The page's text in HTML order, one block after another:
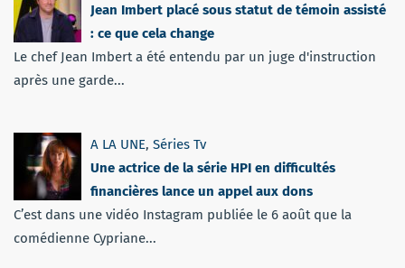
Jean Imbert placé sous statut de témoin assisté
: ce que cela change
Le chef Jean Imbert a été entendu par un juge d'instruction
après une garde...
A LA UNE, Séries Tv
Une actrice de la série HPI en difficultés
financières lance un appel aux dons
C’est dans une vidéo Instagram publiée le 6 août que la
comédienne Cypriane...